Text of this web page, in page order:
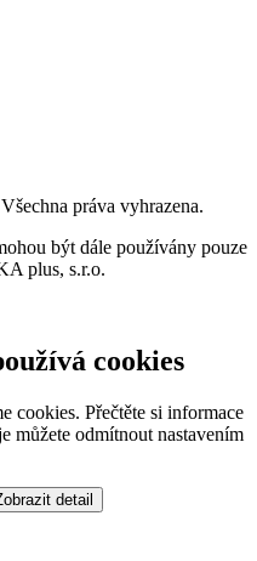
práva vyhrazena.
být dále používány pouze
plus, s.r.o.
cookies
cookies. Přečtěte si informace
můžete odmítnout nastavením
detail